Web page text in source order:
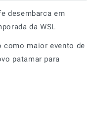
desembarca em
da WSL
como maior evento de
patamar para